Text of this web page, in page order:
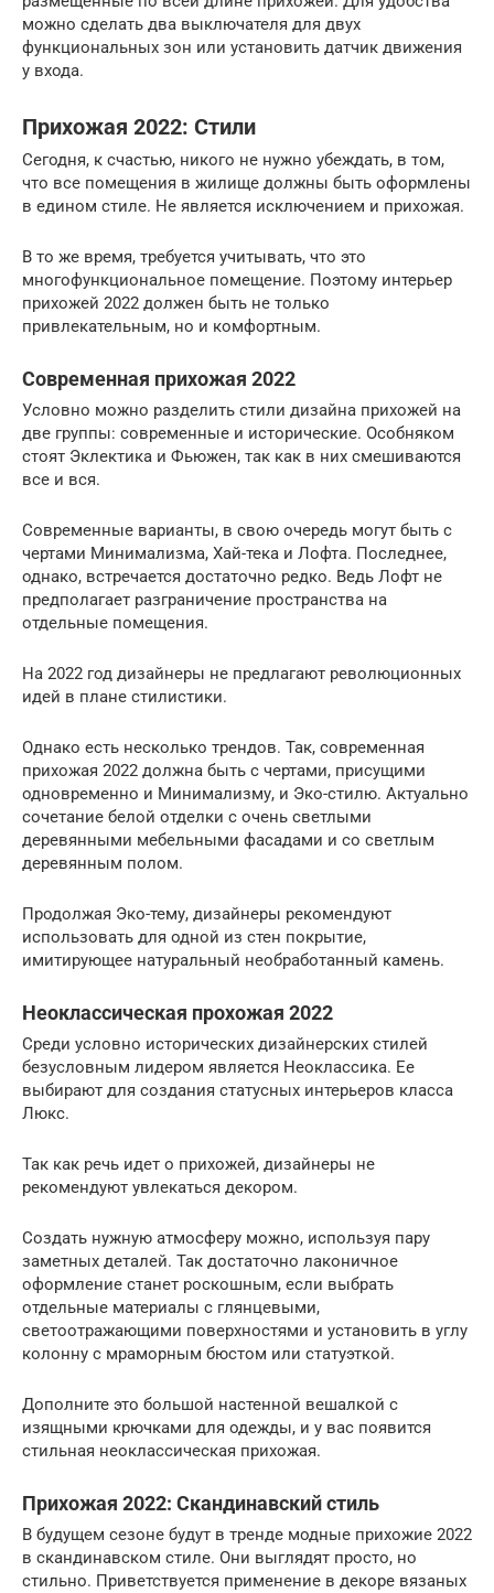
можно сделать два выключателя для двух
функциональных зон или установить датчик движения
у входа.
Прихожая 2022: Стили
Сегодня, к счастью, никого не нужно убеждать, в том,
что все помещения в жилище должны быть оформлены
в едином стиле. Не является исключением и прихожая.
В то же время, требуется учитывать, что это
многофункциональное помещение. Поэтому интерьер
прихожей 2022 должен быть не только
привлекательным, но и комфортным.
Современная прихожая 2022
Условно можно разделить стили дизайна прихожей на
две группы: современные и исторические. Особняком
стоят Эклектика и Фьюжен, так как в них смешиваются
все и вся.
Современные варианты, в свою очередь могут быть с
чертами Минимализма, Хай-тека и Лофта. Последнее,
однако, встречается достаточно редко. Ведь Лофт не
предполагает разграничение пространства на
отдельные помещения.
На 2022 год дизайнеры не предлагают революционных
идей в плане стилистики.
Однако есть несколько трендов. Так, современная
прихожая 2022 должна быть с чертами, присущими
одновременно и Минимализму, и Эко-стилю. Актуально
сочетание белой отделки с очень светлыми
деревянными мебельными фасадами и со светлым
деревянным полом.
Продолжая Эко-тему, дизайнеры рекомендуют
использовать для одной из стен покрытие,
имитирующее натуральный необработанный камень.
Неоклассическая прохожая 2022
Среди условно исторических дизайнерских стилей
безусловным лидером является Неоклассика. Ее
выбирают для создания статусных интерьеров класса
Люкс.
Так как речь идет о прихожей, дизайнеры не
рекомендуют увлекаться декором.
Создать нужную атмосферу можно, используя пару
заметных деталей. Так достаточно лаконичное
оформление станет роскошным, если выбрать
отдельные материалы с глянцевыми,
светоотражающими поверхностями и установить в углу
колонну с мраморным бюстом или статуэткой.
Дополните это большой настенной вешалкой с
изящными крючками для одежды, и у вас появится
стильная неоклассическая прихожая.
Прихожая 2022: Скандинавский стиль
В будущем сезоне будут в тренде модные прихожие 2022
в скандинавском стиле. Они выглядят просто, но
стильно. Приветствуется применение в декоре вязаных